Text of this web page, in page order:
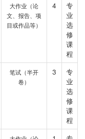
大作业（论
文、报告、项
目或作品等）
4
专
业
选
修
课
程
笔试（半开
卷）
3
专
业
选
修
课
程